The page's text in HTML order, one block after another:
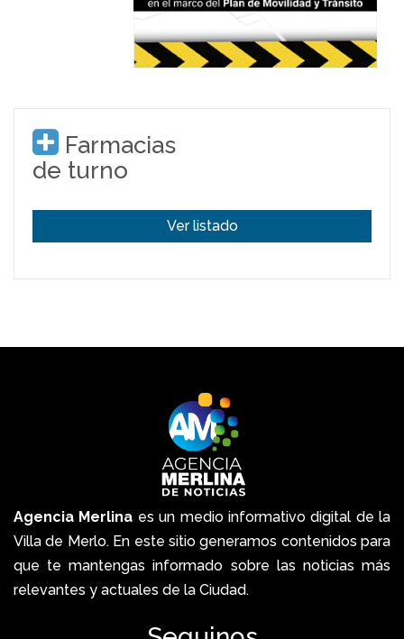
Farmacias
de turno
Ver listado
Agencia Merlina es un medio informativo digital de la
Villa de Merlo. En este sitio generamos contenidos para
que te mantengas informado sobre las noticias más
relevantes y actuales de la Ciudad.